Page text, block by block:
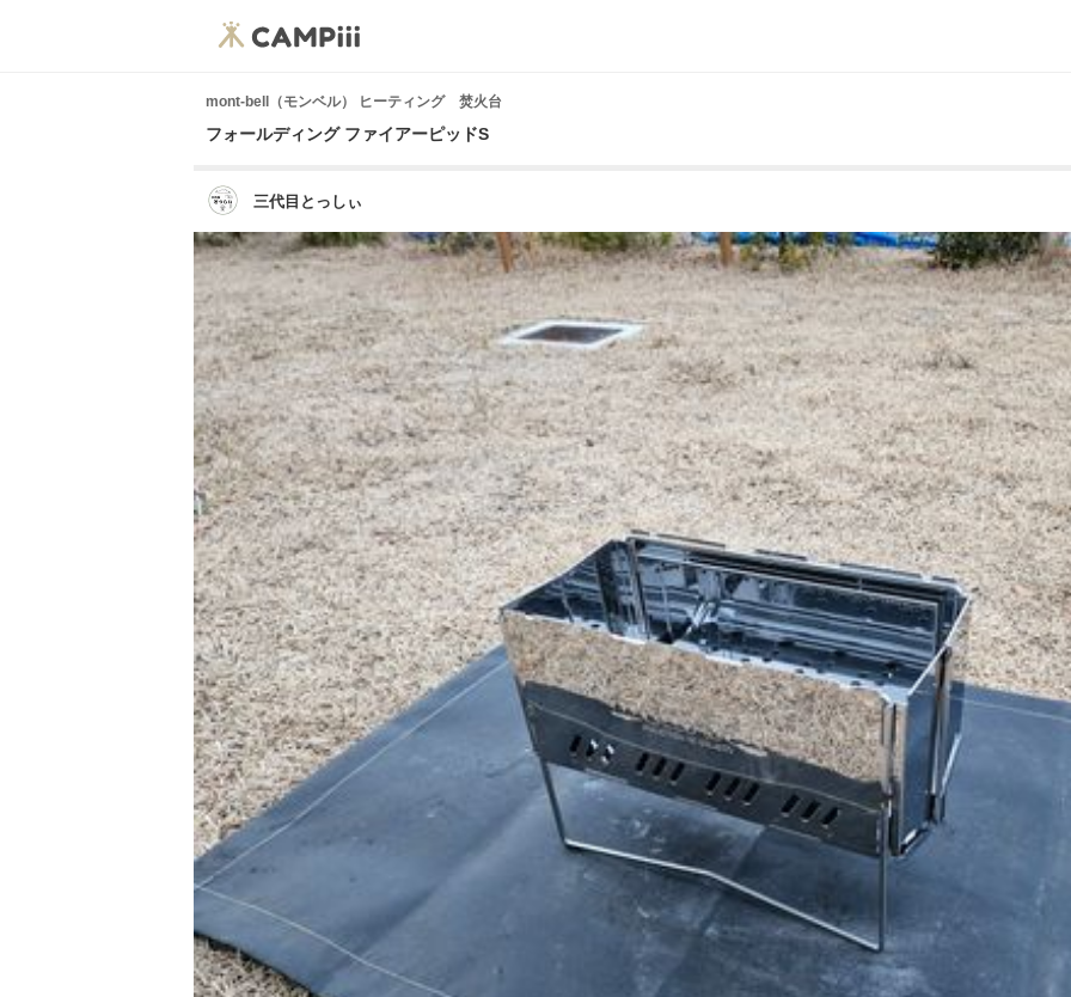
mont-bell（モンベル） ヒーティング 焚火台
フォールディング ファイアーピッドS
三代目とっしぃ